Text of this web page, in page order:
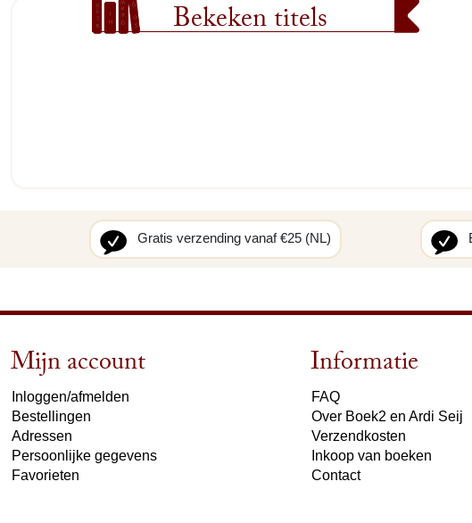
Bekeken titels
Gratis verzending vanaf €25 (NL)
Mijn account
Inloggen/afmelden
Bestellingen
Adressen
Persoonlijke gegevens
Favorieten
Informatie
FAQ
Over Boek2 en Ardi Seij
Verzendkosten
Inkoop van boeken
Contact